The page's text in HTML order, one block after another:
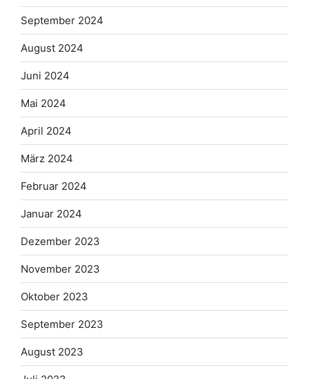
September 2024
August 2024
Juni 2024
Mai 2024
April 2024
März 2024
Februar 2024
Januar 2024
Dezember 2023
November 2023
Oktober 2023
September 2023
August 2023